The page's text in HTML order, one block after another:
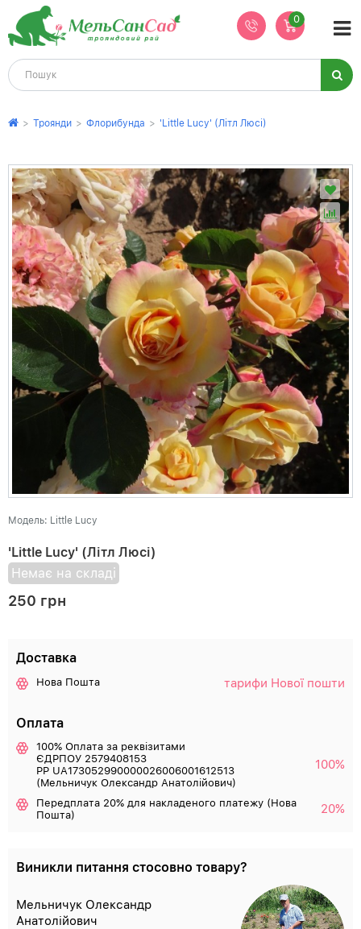
0
> Троянди > Флорибунда > 'Little Lucy' (Літл Люсі)
Модель: Little Lucy
'Little Lucy' (Літл Люсі)
Немає на складі
250 грн
Доставка
Нова Пошта тарифи Нової пошти
Оплата
100% Оплата за реквізитами
ЄДРПОУ 2579408153
РР UA173052990000026006001612513
(Мельничук Олександр Анатолійович)
100%
Передплата 20% для накладеного платежу (Нова
Пошта)
20%
Виникли питання стосовно товару?
Мельничук Олександр
Анатолійович